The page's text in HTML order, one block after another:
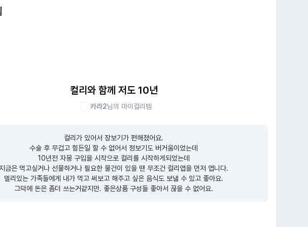
컬리와 함께 저도 10년
카라2님의 마이컬리템
컬리가 있어서 장보기가 편해졌어요.
수술 후 무겁고 힘든일 할 수 없어서 정보기도 버거움이었는데
10년전 자몽 구입을 시작으로 컬리를 시작하게되었는데
지금은 먹고싶거나 선물하거나 필요한 물건이 있을 땐 무조건 컬리앱을 먼저 엽니다.
멀리있는 가족들에게 내가 먹고 써보고 해주고 싶은 음식도 보낼 수 있고 좋아요.
그덕에 돈은 좀더 쓰는거같지만. 좋은상품 구성들 좋아서 끊을 수 없어요.